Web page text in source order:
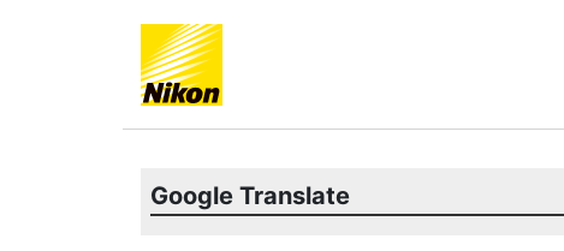
Google Translate